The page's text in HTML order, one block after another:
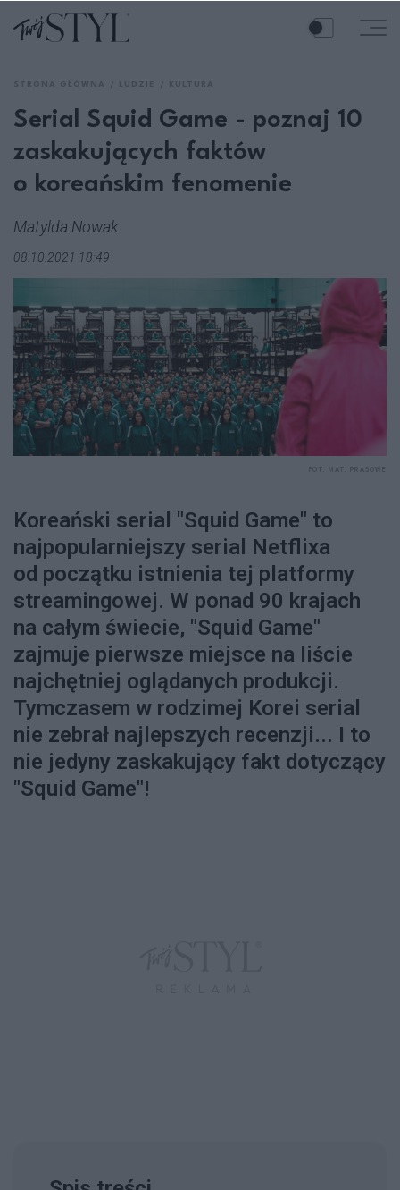
Serial Squid Game - poznaj 10
zaskakujących faktów
o koreańskim fenomenie
Matylda Nowak
08.10.2021 18:49
Koreański serial "Squid Game" to
najpopularniejszy serial Netflixa
od początku istnienia tej platformy
streamingowej. W ponad 90 krajach
na całym świecie, "Squid Game"
zajmuje pierwsze miejsce na liście
najchętniej oglądanych produkcji.
Tymczasem w rodzimej Korei serial
nie zebrał najlepszych recenzji... I to
nie jedyny zaskakujący fakt dotyczący
"Squid Game"!